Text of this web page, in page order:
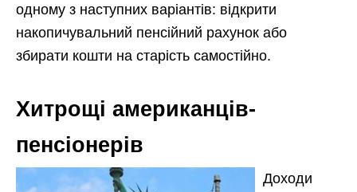
одному з наступних варіантів: відкрити
накопичувальний пенсійний рахунок або
збирати кошти на старість самостійно.
Хитрощі американців-
пенсіонерів
Доходи